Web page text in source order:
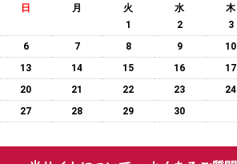
日 月 火 水 木
1
2 3
6
7 8 9 10
13
14 15 16 17
20
21 22 23 24
27
28 29 30